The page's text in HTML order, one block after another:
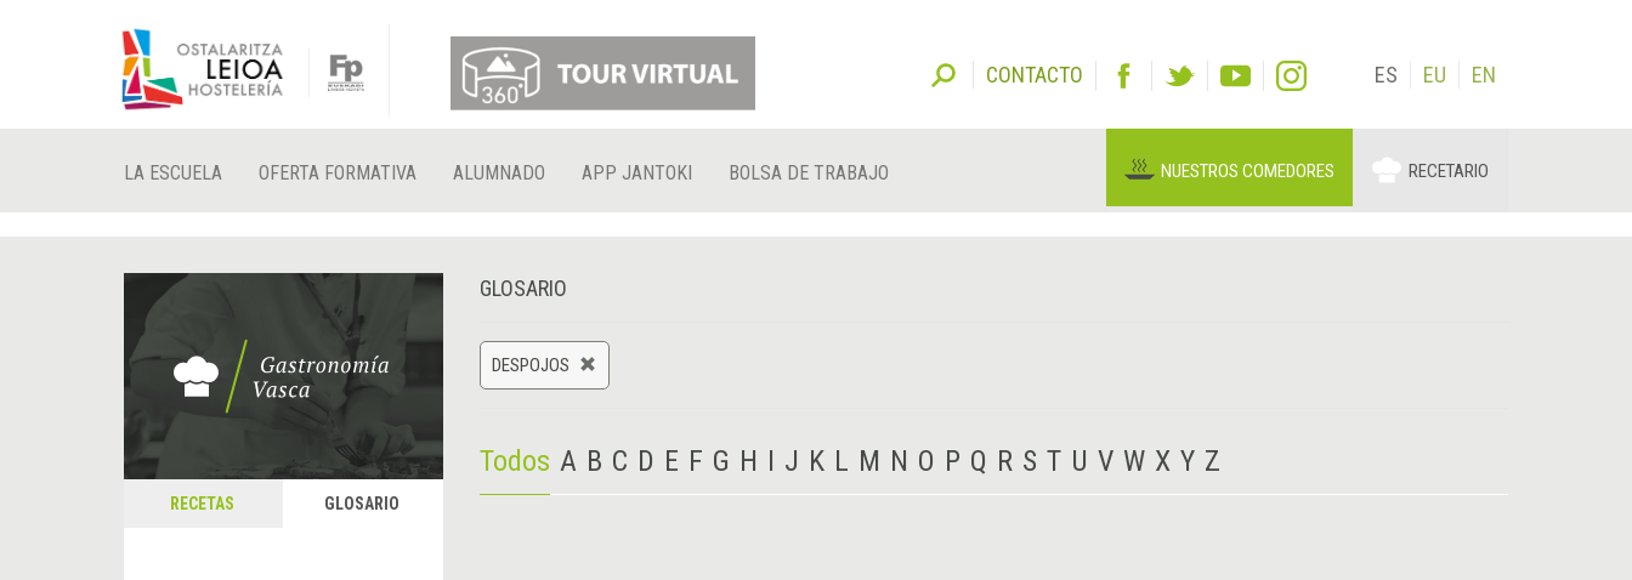
CONTACTO ES EU EN
LA ESCUELA OFERTA FORMATIVA ALUMNADO APP JANTOKI BOLSA DE TRABAJO NUESTROS COMEDORES RECETARIO
RECETAS GLOSARIO
GLOSARIO
DESPOJOS
Todos A B C D E F G H I J K L M N O P Q R S T U V W X Y Z